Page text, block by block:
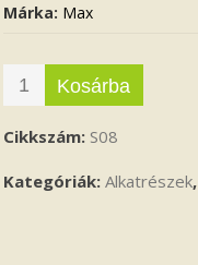
Márka: Max
Kosárba
Cikkszám: S08
Kategóriák: Alkatrészek,